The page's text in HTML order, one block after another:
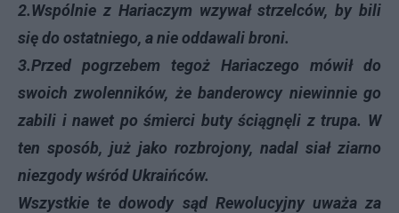
2.Wspólnie z Hariaczym wzywał strzelców, by bili
się do ostatniego, a nie oddawali broni.
3.Przed pogrzebem tegoż Hariaczego mówił do
swoich zwolenników, że banderowcy niewinnie go
zabili i nawet po śmierci buty ściągnęli z trupa. W
ten sposób, już jako rozbrojony, nadal siał ziarno
niezgody wśród Ukraińców.
Wszystkie te dowody sąd Rewolucyjny uważa za